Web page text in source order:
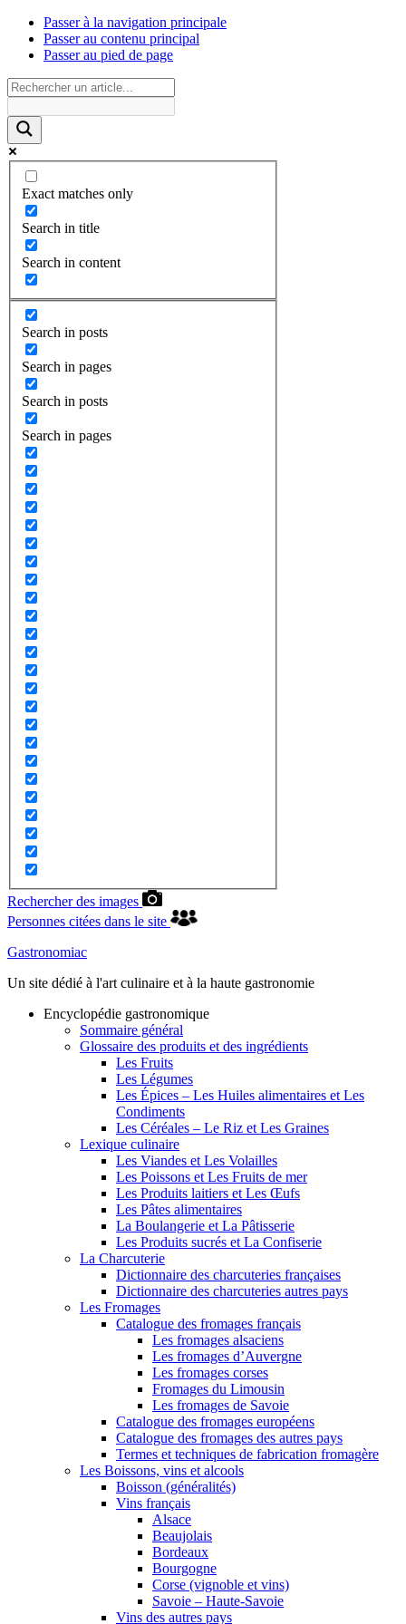
Passer à la navigation principale
Passer au contenu principal
Passer au pied de page
Exact matches only
Search in title
Search in content
Search in posts
Search in pages
Search in posts
Search in pages
Rechercher des images
Personnes citées dans le site
Gastronomiac
Un site dédié à l'art culinaire et à la haute gastronomie
Encyclopédie gastronomique
Sommaire général
Glossaire des produits et des ingrédients
Les Fruits
Les Légumes
Les Épices – Les Huiles alimentaires et Les
Condiments
Les Céréales – Le Riz et Les Graines
Lexique culinaire
Les Viandes et Les Volailles
Les Poissons et Les Fruits de mer
Les Produits laitiers et Les Œufs
Les Pâtes alimentaires
La Boulangerie et La Pâtisserie
Les Produits sucrés et La Confiserie
La Charcuterie
Dictionnaire des charcuteries françaises
Dictionnaire des charcuteries autres pays
Les Fromages
Catalogue des fromages français
Les fromages alsaciens
Les fromages d’Auvergne
Les fromages corses
Fromages du Limousin
Les fromages de Savoie
Catalogue des fromages européens
Catalogue des fromages des autres pays
Termes et techniques de fabrication fromagère
Les Boissons, vins et alcools
Boisson (généralités)
Vins français
Alsace
Beaujolais
Bordeaux
Bourgogne
Corse (vignoble et vins)
Savoie – Haute-Savoie
Vins des autres pays